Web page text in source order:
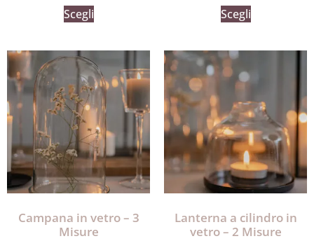
Scegli Scegli
Campana in vetro – 3
Misure
Lanterna a cilindro in
vetro – 2 Misure